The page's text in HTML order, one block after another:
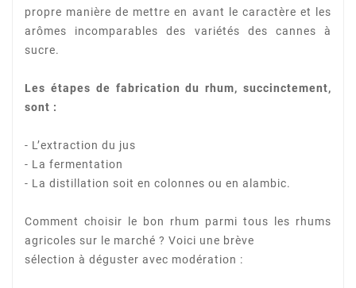
propre manière de mettre en avant le caractère et les
arômes incomparables des variétés des cannes à
sucre.
Les étapes de fabrication du rhum, succinctement,
sont :
- L’extraction du jus
- La fermentation
- La distillation soit en colonnes ou en alambic.
Comment choisir le bon rhum parmi tous les rhums
agricoles sur le marché ? Voici une brève
sélection à déguster avec modération :